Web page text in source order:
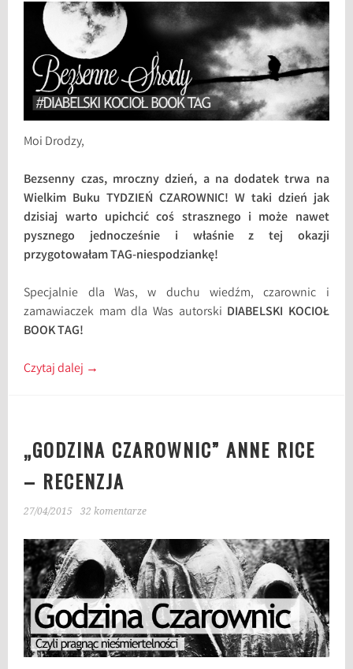
Moi Drodzy,
Bezsenny czas, mroczny dzień, a na dodatek trwa na
Wielkim Buku TYDZIEŃ CZAROWNIC! W taki dzień jak
dzisiaj warto upichcić coś strasznego i może nawet
pysznego jednocześnie i właśnie z tej okazji
przygotowałam TAG-niespodziankę!
Specjalnie dla Was, w duchu wiedźm, czarownic i
zamawiaczek mam dla Was autorski DIABELSKI KOCIOŁ
BOOK TAG!
Czytaj dalej →
„GODZINA CZAROWNIC” ANNE RICE
– RECENZJA
27/04/2015 32 komentarze